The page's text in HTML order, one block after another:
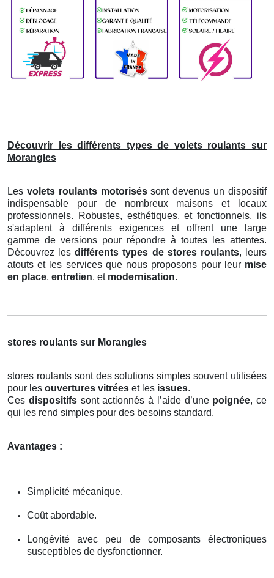
Découvrir les différents types de volets roulants sur
Morangles
Les volets roulants motoriséssont devenus un dispositif
indispensable pour de nombreux maisons et locaux
professionnels. Robustes, esthétiques, et fonctionnels, ils
s'adaptent à différents exigences et offrent une large
gamme de versions pour répondre à toutes les attentes.
Découvrez lesdifférents types de stores roulants, leurs
atouts et les services que nous proposons pour leur mise
en place, entretien, et modernisation.
stores roulants sur Morangles
stores roulants sont des solutions simples souvent utilisées
pour les ouvertures vitrées et les issues.
Ces dispositifssont actionnés à l’aide d’une poignée, ce
qui les rend simples pour des besoins standard.
Avantages :
Simplicité mécanique.
Coût abordable.
Longévité avec peu de composants électroniques
susceptibles de dysfonctionner.